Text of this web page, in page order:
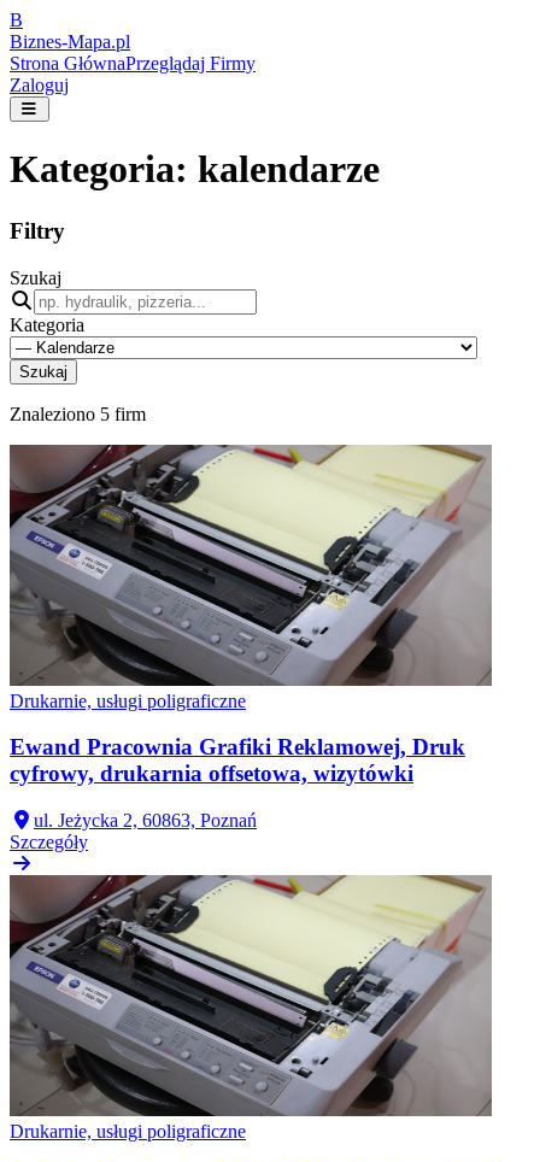
B
Biznes-Mapa.pl
Strona GłównaPrzeglądaj Firmy
Zaloguj
Kategoria: kalendarze
Filtry
Szukaj
Kategoria
Szukaj
Znaleziono 5 firm
Drukarnie, usługi poligraficzne
Ewand Pracownia Grafiki Reklamowej, Druk
cyfrowy, drukarnia offsetowa, wizytówki
ul. Jeżycka 2, 60863, Poznań
Szczegóły
Drukarnie, usługi poligraficzne